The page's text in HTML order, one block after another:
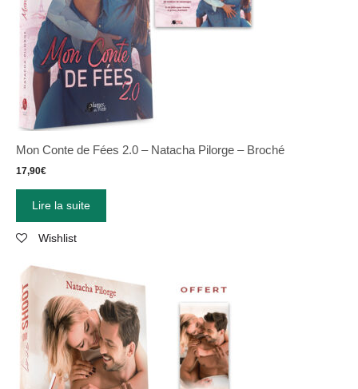
Mon Conte de Fées 2.0 – Natacha Pilorge – Broché
17,90€
Lire la suite
Wishlist